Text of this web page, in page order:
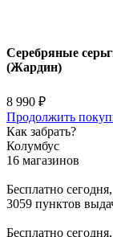
Серебряные
(Жардин)
8 990 ₽
Продолжить
Как забрать?
Колумбус
16 магазинов
Бесплатно
3059 пунктов
Бесплатно